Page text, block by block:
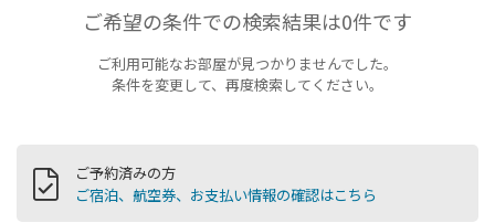
ご希望の条件での検索結果は0件です
ご利用可能なお部屋が見つかりませんでした。
条件を変更して、再度検索してください。
ご予約済みの方
ご宿泊、航空券、お支払い情報の確認はこちら